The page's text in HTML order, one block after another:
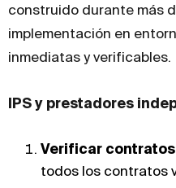
construido durante más
implementación en
inmediatas y verificables.
IPS y prestadores
Verificar contratos
todos los contratos